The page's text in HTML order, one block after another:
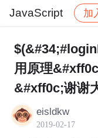
JavaScript 加
社区 JavaScript
用原理
&#xff0c;谢谢
eisldkw
2019-02-17